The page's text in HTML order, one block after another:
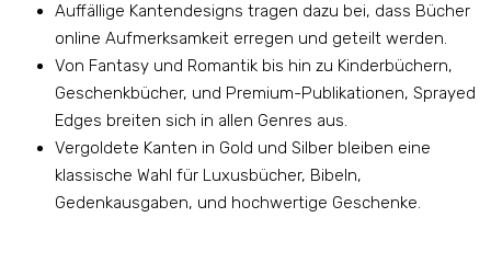
Auffällige Kantendesigns tragen dazu bei, dass Bücher
online Aufmerksamkeit erregen und geteilt werden.
Von Fantasy und Romantik bis hin zu Kinderbüchern,
Geschenkbücher, und Premium-Publikationen, Sprayed
Edges breiten sich in allen Genres aus.
Vergoldete Kanten in Gold und Silber bleiben eine
klassische Wahl für Luxusbücher, Bibeln,
Gedenkausgaben, und hochwertige Geschenke.